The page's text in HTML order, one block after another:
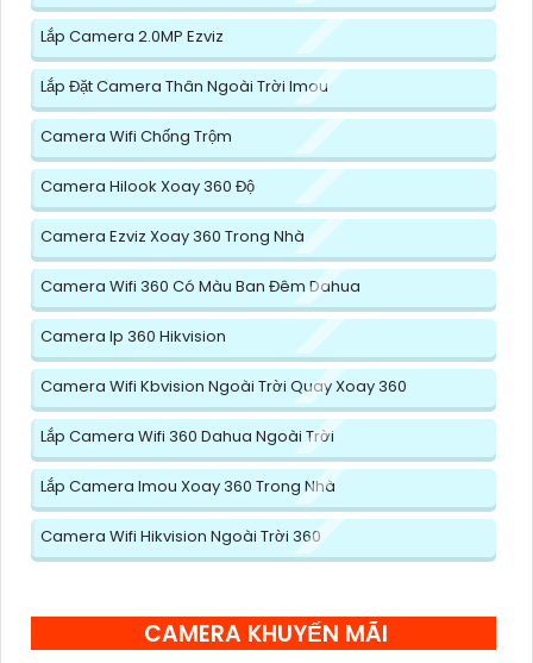
Lắp Camera 2.0MP Ezviz
Lắp Đặt Camera Thân Ngoài Trời Imou
Camera Wifi Chống Trộm
Camera Hilook Xoay 360 Độ
Camera Ezviz Xoay 360 Trong Nhà
Camera Wifi 360 Có Màu Ban Đêm Dahua
Camera Ip 360 Hikvision
Camera Wifi Kbvision Ngoài Trời Quay Xoay 360
Lắp Camera Wifi 360 Dahua Ngoài Trời
Lắp Camera Imou Xoay 360 Trong Nhà
Camera Wifi Hikvision Ngoài Trời 360
CAMERA KHUYẾN MÃI